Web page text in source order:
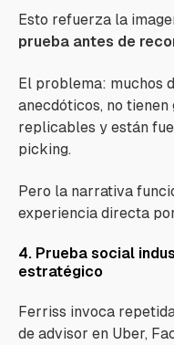
Esto refuerza la
prueba antes de
El problema: muchos
anecdóticos, no
replicables y están
picking.
Pero la narrativa
experiencia directa
4. Prueba social
estratégico
Ferriss invoca
de advisor en Uber,